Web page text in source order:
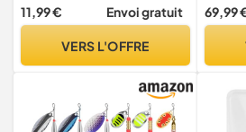
4/0.3/0.2 g Plombs
Stabilisation de la Ligne et
11,99 € Envoi gratuit
VERS L'OFFRE
Câble
69,99